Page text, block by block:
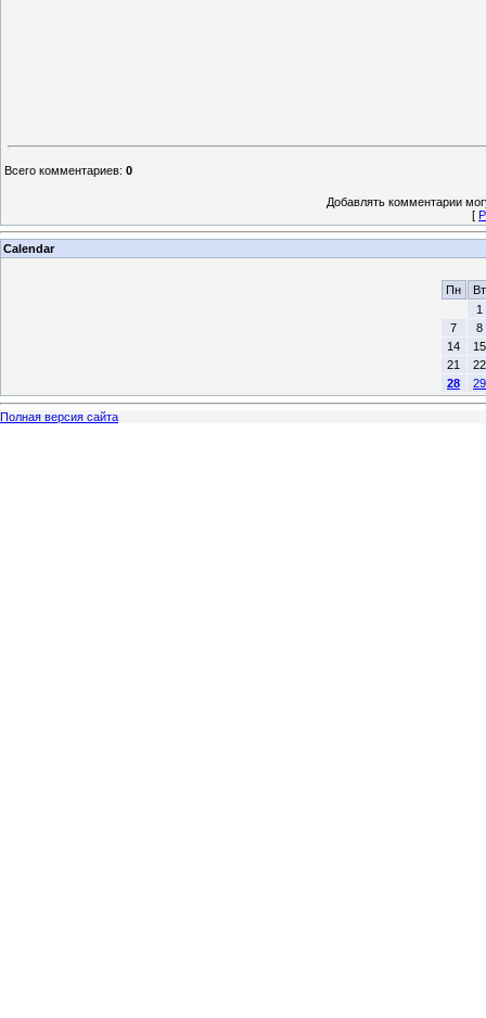
Всего комментариев: 0
Добавлять комментарии
[
Calendar
Пн
Вт
1
7
8
14
15
21
22
28
29
Полная версия сайта